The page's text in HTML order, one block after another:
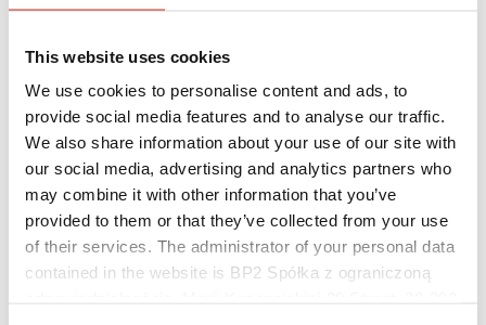
This website uses cookies
We use cookies to personalise content and ads, to
provide social media features and to analyse our traffic.
We also share information about your use of our site with
our social media, advertising and analytics partners who
may combine it with other information that you’ve
provided to them or that they’ve collected from your use
of their services. The administrator of your personal data
contained in the website is BP2 Spółka z ograniczoną
TESTATE | LABORATORUL DE
CALITATE BP2
Acordăm o mare importanță calității produselor pe care le oferim,
motiv pentru care am înființat propriile laboratoare profesionale în